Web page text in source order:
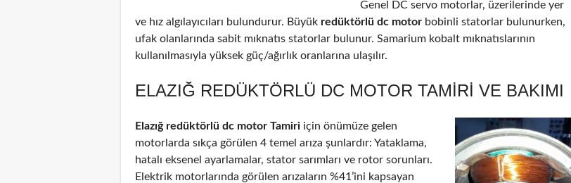
Genel DC servo motorlar, üzerilerinde yer
ve hız algılayıcıları bulundurur. Büyük redüktörlü dc motor bobinli statorlar bulunurken,
ufak olanlarında sabit mıknatıs statorlar bulunur. Samarium kobalt mıknatıslarının
kullanılmasıyla yüksek güç/ağırlık oranlarına ulaşılır.
ELAZIĞ REDÜKTÖRLÜ DC MOTOR TAMIRI VE BAKIMI
Elazığ redüktörlü dc motor Tamiri için önümüze gelen
motorlarda sıkça görülen 4 temel arıza şunlardır: Yataklama,
hatalı eksenel ayarlamalar, stator sarımları ve rotor sorunları.
Elektrik motorlarında görülen arızaların %41’ini kapsayan